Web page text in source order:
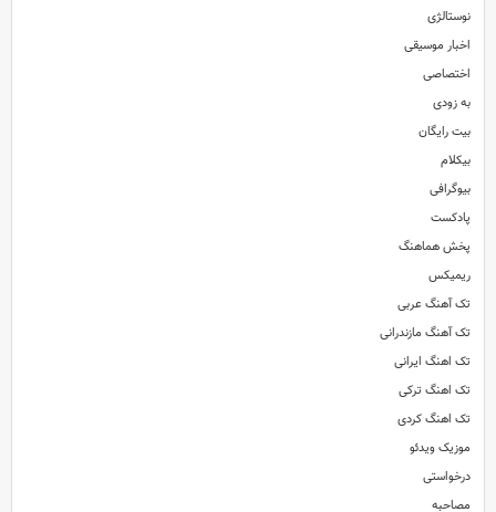
نوستالژی
اخبار موسیقی
اختصاصی
به زودی
بیت رایگان
بیکلام
بیوگرافی
پادکست
پخش هماهنگ
ریمیکس
تک آهنگ عربی
تک آهنگ مازندرانی
تک اهنگ ایرانی
تک اهنگ ترکی
تک اهنگ کردی
موزیک ویدئو
درخواستی
مصاحبه